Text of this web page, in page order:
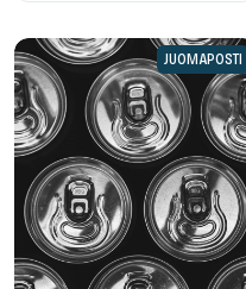
JUOMAPOSTI